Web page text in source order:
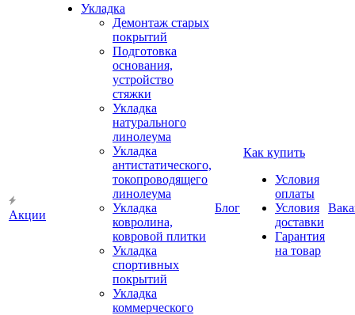
Акции
Укладка
Демонтаж старых
покрытий
Подготовка
основания,
устройство
стяжки
Укладка
натурального
линолеума
Укладка
антистатического,
токопроводящего
линолеума
Укладка
ковролина,
ковровой плитки
Укладка
спортивных
покрытий
Укладка
коммерческого
Блог
Как купить
Условия
оплаты
Условия
доставки
Гарантия
на товар